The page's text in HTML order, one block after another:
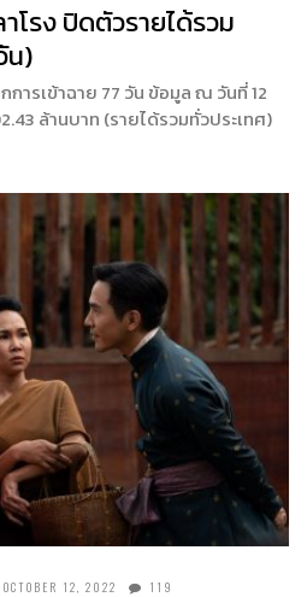
โรง ปิดตัวรายได้รวม
น)
ารเข้าฉาย 77 วัน ข้อมูล ณ วันที่ 12
ล้านบาท (รายได้รวมทั่วประเทศ)
OCTOBER 12, 2022 119